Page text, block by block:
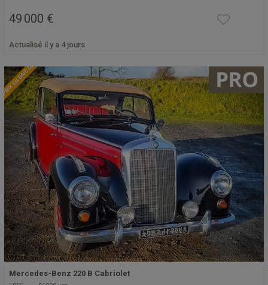
49 000 €
Actualisé il y a 4 jours
PRIX EN BAISSE
Mercedes-Benz 220 B Cabriolet